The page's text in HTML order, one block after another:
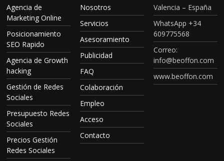
Agencia de
Marketing Online
Posicionamiento
SEO Rapido
Agencia de Growth
hacking
Gestión de Redes
Sociales
Presupuesto Redes
Sociales
Precios Gestión
Redes Sociales
Nosotros
Servicios
Asesoramiento
Publicidad
FAQ
Colaboración
Empleo
Acceso
Contacto
Valencia – España
WhatsApp +34
609775568
Correo:
info@beoffon.com
www.beoffon.com